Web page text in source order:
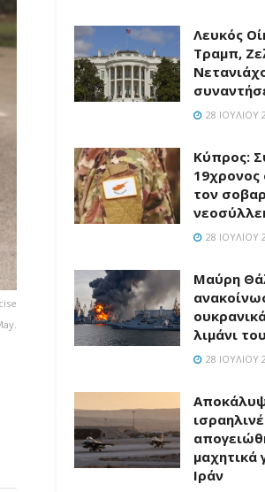
Λευκός
Τραμπ,
28 ΙΟΥΛΊΟΥ
Κύπρος:
19χρονος
τον
28 ΙΟΥΛΊΟΥ
Μαύρη
λιμάνι
28 ΙΟΥΛΊΟΥ
μαχητικά
Ιράν